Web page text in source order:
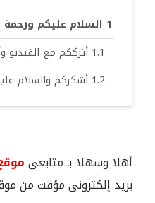
السلام عليكم ورحمة
أترككم مع
أشكركم والسلام
أهلا وسهلا بـ متابعى
بريد إلكترونى مؤقت من